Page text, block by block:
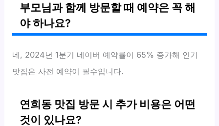
부모님과 함께 방문할 때 예약은 꼭 해
야 하나요?
네, 2024년 1분기 네이버 예약률이 65% 증가해 인기
맛집은 사전 예약이 필수입니다.
연희동 맛집 방문 시 추가 비용은 어떤
것이 있나요?